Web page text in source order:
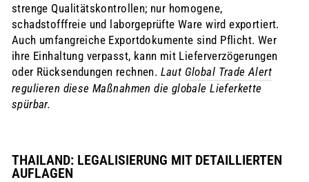
strenge Qualitätskontrollen; nur homogene,
schadstofffreie und laborgeprüfte Ware wird exportiert.
Auch umfangreiche Exportdokumente sind Pflicht. Wer
ihre Einhaltung verpasst, kann mit Lieferverzögerungen
oder Rücksendungen rechnen. Laut Global Trade Alert
regulieren diese Maßnahmen die globale Lieferkette
spürbar.
THAILAND: LEGALISIERUNG MIT DETAILLIERTEN
AUFLAGEN